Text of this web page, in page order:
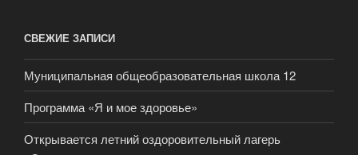
СВЕЖИЕ ЗАПИСИ
Муниципальная общеобразовательная школа 12
Программа «Я и мое здоровье»
Открывается летний оздоровительный лагерь